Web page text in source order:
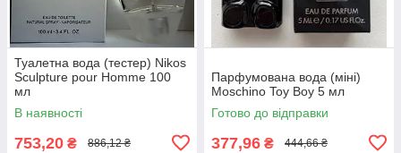
Туалетна вода (тестер) Nikos
Sculpture pour Homme 100
мл
В наявності
753,20 ₴ 886,12 ₴
Парфумована вода (міні)
Moschino Toy Boy 5 мл
Готово до відправки
377,96 ₴ 444,66 ₴